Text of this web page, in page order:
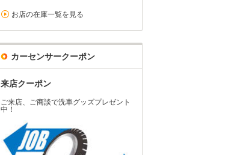
お店の在庫一覧を見る
カーセンサークーポン
来店クーポン
ご来店、ご商談で洗車グッズプレゼント
中！